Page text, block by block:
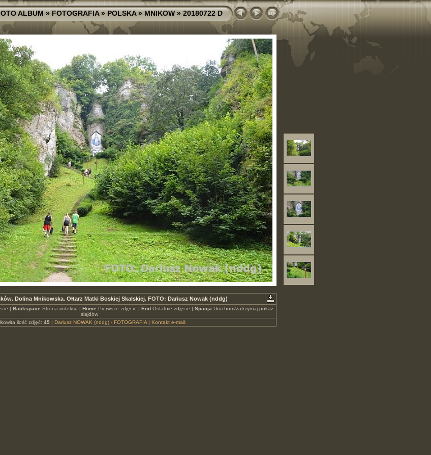
ALBUM»FOTOGRAFIA»POLSKA»MNIKOW»20180722 D
Dolina Mnikowska. Ołtarz Matki Boskiej Skalskiej. FOTO: Dariusz Nowak (nddg)
| Backspace Strona indeksu | Home Pierwsze zdjęcie | EndOstatnie zdjęcie | Spacja Uruchom/zatrzymaj pokaz
slajdów
ilość zdjęć: 45| Dariusz NOWAK (nddg) - FOTOGRAFIA| Kontakt e-mail: